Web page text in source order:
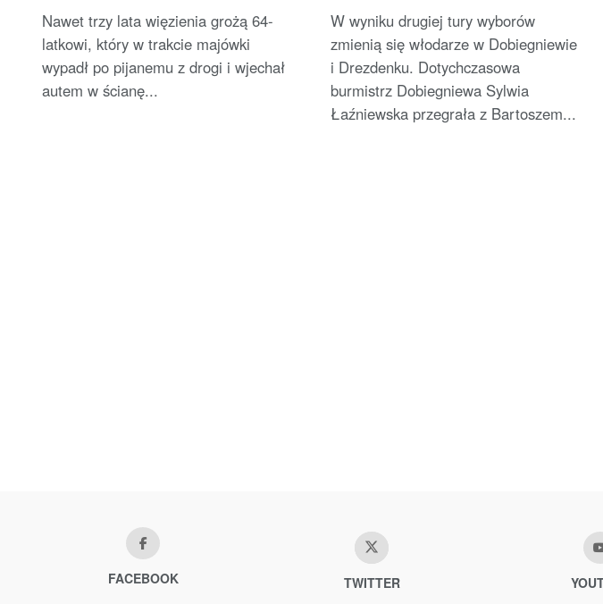
Nawet trzy lata więzienia grożą 64-
latkowi, który w trakcie majówki
wypadł po pijanemu z drogi i wjechał
autem w ścianę...
W wyniku drugiej tury wyborów
zmienią się włodarze w Dobiegniewie
i Drezdenku. Dotychczasowa
burmistrz Dobiegniewa Sylwia
Łaźniewska przegrała z Bartoszem...
FACEBOOK TWITTER